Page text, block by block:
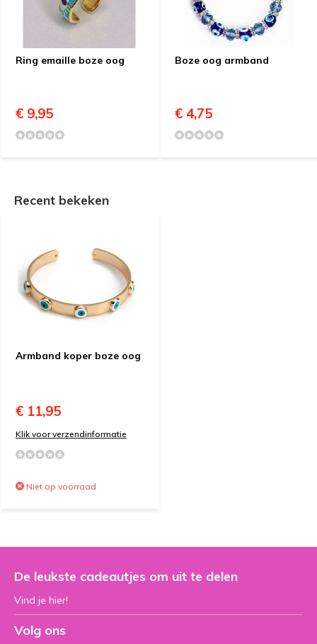
Ring emaille boze oog
€ 9,95
Boze oog armband
€ 4,75
Recent bekeken
Armband koper boze oog
€ 11,95
Klik voor verzendinformatie
Niet op voorraad
De leukste cadeautjes om uit te delen
Vind je hier!
Volg ons